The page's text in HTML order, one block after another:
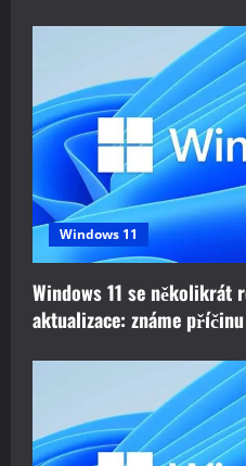
Windows 11
Windows 11 se několikrát
aktualizace: známe příčinu